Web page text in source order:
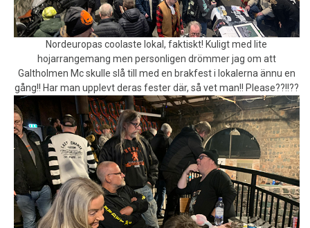
Nordeuropas coolaste lokal, faktiskt! Kuligt med lite
hojarrangemang men personligen drömmer jag om att
Galtholmen Mc skulle slå till med en brakfest i lokalerna ännu en
gång!! Har man upplevt deras fester där, så vet man!! Please??!!??